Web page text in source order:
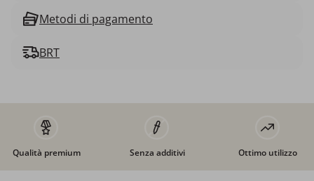
Metodi di pagamento
BRT
Qualità premium Senza additivi Ottimo utilizzo